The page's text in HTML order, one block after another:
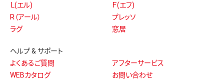
Ｌ(エル)
Ｆ(エフ)
R（アール）
プレッソ
ラグ
窓居
ヘルプ & サポート
よくあるご質問
アフターサービス
WEBカタログ
お問い合わせ